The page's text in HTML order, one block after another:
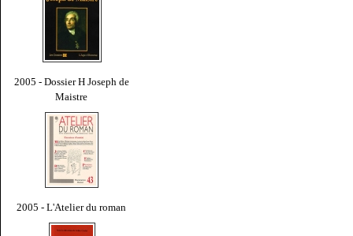
2005 - Dossier H Joseph de
Maistre
2005 - L'Atelier du roman